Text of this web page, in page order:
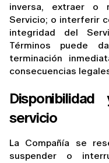
inversa, extraer o
Servicio; o interferir
integridad del
Términos puede
terminación
consecuencias
servicio
La Compañía se
suspender o